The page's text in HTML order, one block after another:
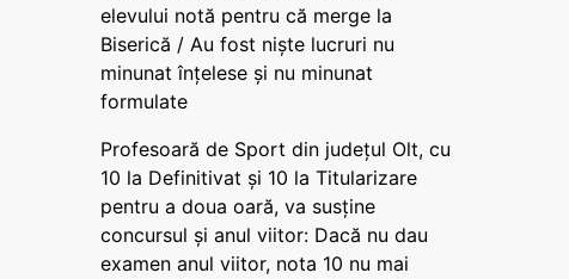
elevului notă pentru că merge la
Biserică / Au fost niște lucruri nu
minunat înțelese și nu minunat
formulate
Profesoară de Sport din județul Olt, cu
10 la Definitivat și 10 la Titularizare
pentru a doua oară, va susține
concursul și anul viitor: Dacă nu dau
examen anul viitor, nota 10 nu mai